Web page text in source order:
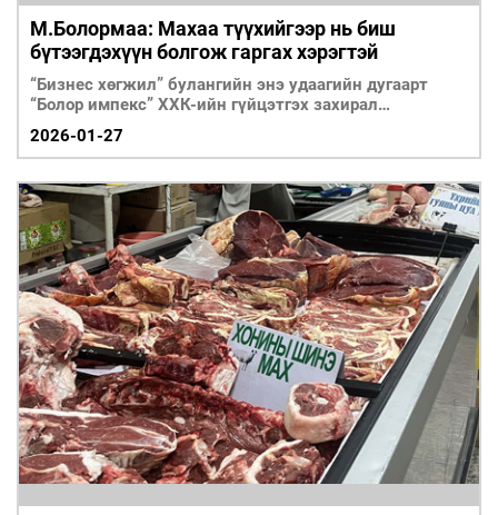
М.Болормаа: Махаа түүхийгээр нь биш
бүтээгдэхүүн болгож гаргах хэрэгтэй
“Бизнес хөгжил” булангийн энэ удаагийн дугаарт
“Болор импекс” ХХК-ийн гүйцэтгэх захирал
М.Болормааг урьж ярилцлаа.
2026-01-27